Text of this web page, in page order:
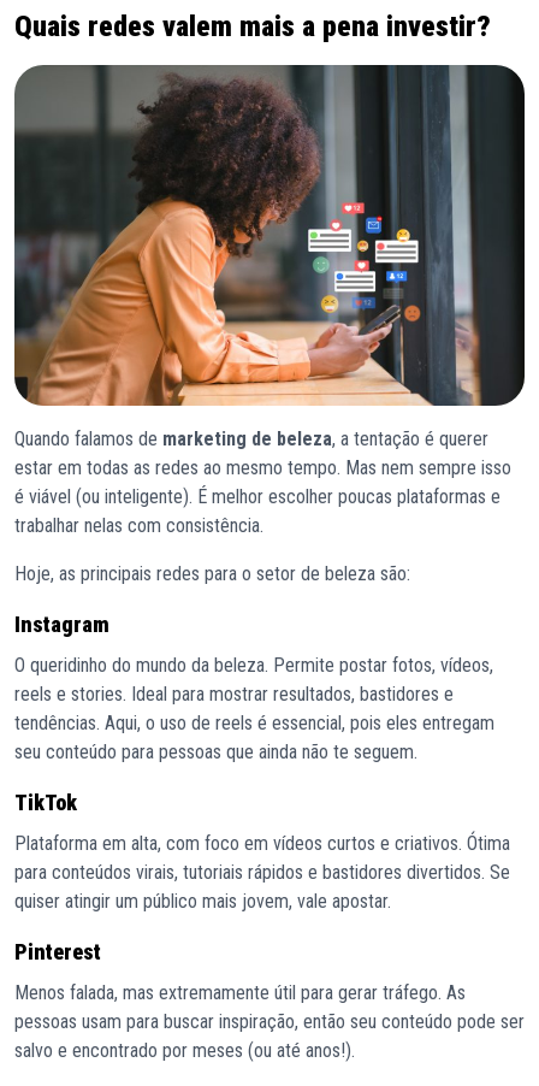
Quais redes valem mais a pena investir?
Quando falamos de marketing de beleza, a tentação é querer
estar em todas as redes ao mesmo tempo. Mas nem sempre isso
é viável (ou inteligente). É melhor escolher poucas plataformas e
trabalhar nelas com consistência.
Hoje, as principais redes para o setor de beleza são:
Instagram
O queridinho do mundo da beleza. Permite postar fotos, vídeos,
reels e stories. Ideal para mostrar resultados, bastidores e
tendências. Aqui, o uso de reels é essencial, pois eles entregam
seu conteúdo para pessoas que ainda não te seguem.
TikTok
Plataforma em alta, com foco em vídeos curtos e criativos. Ótima
para conteúdos virais, tutoriais rápidos e bastidores divertidos. Se
quiser atingir um público mais jovem, vale apostar.
Pinterest
Menos falada, mas extremamente útil para gerar tráfego. As
pessoas usam para buscar inspiração, então seu conteúdo pode ser
salvo e encontrado por meses (ou até anos!).